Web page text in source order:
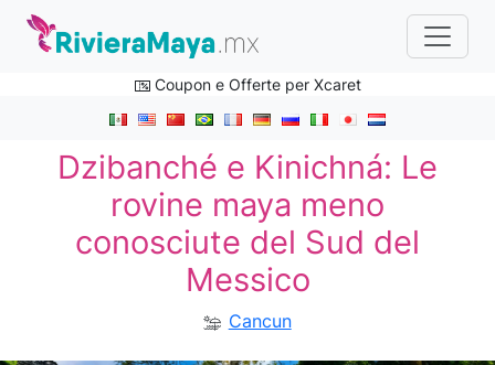
Coupon e Offerte per Xcaret
Dzibanché e Kinichná: Le
rovine maya meno
conosciute del Sud del
Messico
Cancun